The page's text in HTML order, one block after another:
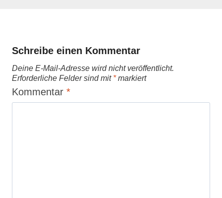
Schreibe einen Kommentar
Deine E-Mail-Adresse wird nicht veröffentlicht.
Erforderliche Felder sind mit *markiert
Kommentar *